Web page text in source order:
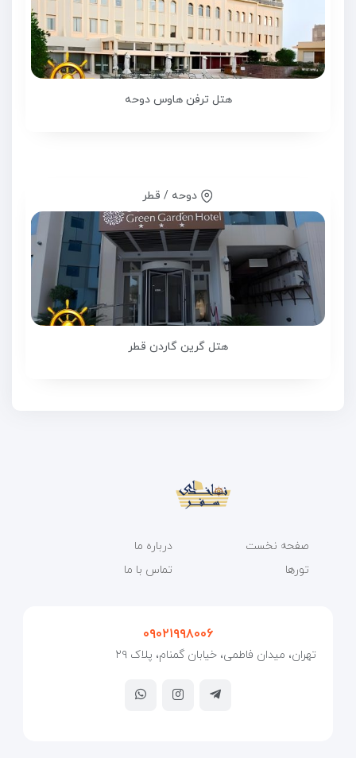
هتل ترفن هاوس دوحه
دوحه / قطر
هتل گرین گاردن قطر
صفحه نخست
تورها
درباره ما
تماس با ما
۰۹۰۲۱۹۹۸۰۰۶
تهران، میدان فاطمی، خیابان گمنام، پلاک ۲۹